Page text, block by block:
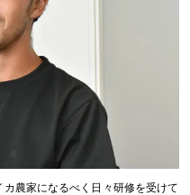
農家になるべく日々研修を受けて